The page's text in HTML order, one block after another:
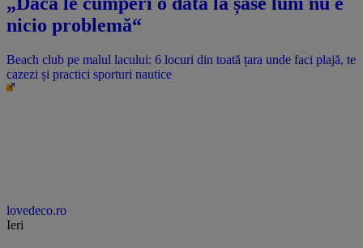
nicio problemă“
Beach club pe malul lacului: 6 locuri din toată țara unde faci plajă, te
cazezi și practici sporturi nautice
lovedeco.ro
Ieri